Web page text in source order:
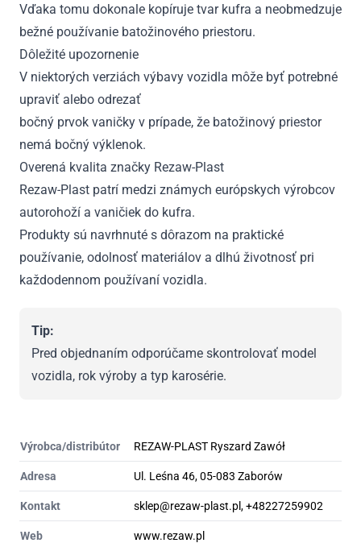
Vďaka tomu dokonale kopíruje tvar kufra a neobmedzuje
bežné používanie batožinového priestoru.
Dôležité upozornenie
V niektorých verziách výbavy vozidla môže byť potrebné
upraviť alebo odrezať
bočný prvok vaničky v prípade, že batožinový priestor
nemá bočný výklenok.
Overená kvalita značky Rezaw-Plast
Rezaw-Plast patrí medzi známych európskych výrobcov
autorohoží a vaničiek do kufra.
Produkty sú navrhnuté s dôrazom na praktické
používanie, odolnosť materiálov a dlhú životnosť pri
každodennom používaní vozidla.
Tip:
Pred objednaním odporúčame skontrolovať model
vozidla, rok výroby a typ karosérie.
Výrobca/distribútor REZAW-PLAST Ryszard Zawół
Adresa Ul. Leśna 46, 05-083 Zaborów
Kontakt sklep@rezaw-plast.pl, +48227259902
Web www.rezaw.pl